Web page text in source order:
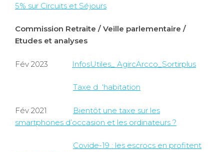
5% sur Circuits et Séjours
Commission Retraite / Veille parlementaire /
Etudes et analyses
Fév 2023 InfosUtiles_ AgircArcco_Sortirplus
Taxe d ‘habitation
Fév 2021
Bientôt une taxe sur les
smartphones d’occasion et les ordinateurs ?
Covide-19 : les escrocs en profitent